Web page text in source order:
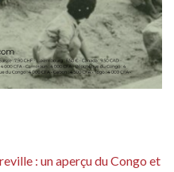
: un aperçu du Congo et